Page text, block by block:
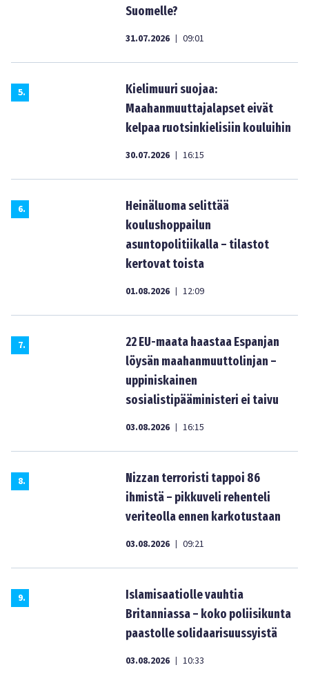
Suomelle?
31.07.2026 | 09:01
5.
Kielimuuri suojaa:
Maahanmuuttajalapset eivät
kelpaa ruotsinkielisiin kouluihin
30.07.2026 | 16:15
6.
Heinäluoma selittää
koulushoppailun
asuntopolitiikalla – tilastot
kertovat toista
01.08.2026 | 12:09
7.
22 EU-maata haastaa Espanjan
löysän maahanmuuttolinjan –
uppiniskainen
sosialistipääministeri ei taivu
03.08.2026 | 16:15
8.
Nizzan terroristi tappoi 86
ihmistä – pikkuveli rehenteli
veriteolla ennen karkotustaan
03.08.2026 | 09:21
9.
Islamisaatiolle vauhtia
Britanniassa – koko poliisikunta
paastolle solidaarisuussyistä
03.08.2026 | 10:33